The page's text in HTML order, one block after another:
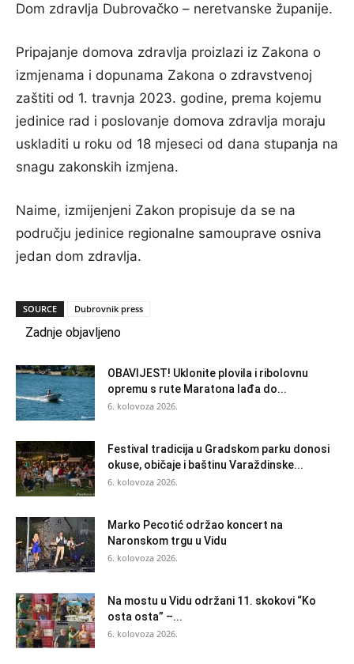
Dom zdravlja Dubrovačko – neretvanske županije.
Pripajanje domova zdravlja proizlazi iz Zakona o
izmjenama i dopunama Zakona o zdravstvenoj
zaštiti od 1. travnja 2023. godine, prema kojemu
jedinice rad i poslovanje domova zdravlja moraju
uskladiti u roku od 18 mjeseci od dana stupanja na
snagu zakonskih izmjena.
Naime, izmijenjeni Zakon propisuje da se na
području jedinice regionalne samouprave osniva
jedan dom zdravlja.
SOURCE Dubrovnik press
Zadnje objavljeno
OBAVIJEST! Uklonite plovila i ribolovnu
opremu s rute Maratona lađa do...
6. kolovoza 2026.
Festival tradicija u Gradskom parku donosi
okuse, običaje i baštinu Varaždinske...
6. kolovoza 2026.
Marko Pecotić održao koncert na
Naronskom trgu u Vidu
6. kolovoza 2026.
Na mostu u Vidu održani 11. skokovi “Ko
osta osta” –...
6. kolovoza 2026.